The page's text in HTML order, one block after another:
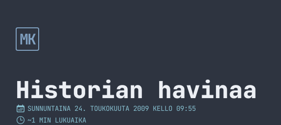
MK
Historian havinaa
SUNNUNTAINA 24. TOUKOKUUTA 2009 KELLO 09:55
~1 MIN LUKUAIKA